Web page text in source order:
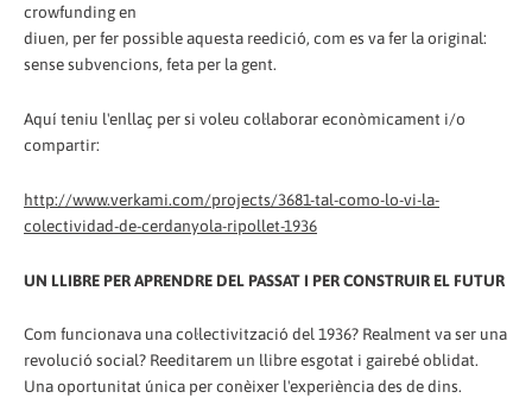
crowfunding en
diuen, per fer possible aquesta reedició, com es va fer la original:
sense subvencions, feta per la gent.
Aquí teniu l'enllaç per si voleu col·laborar econòmicament i/o
compartir:
http://www.verkami.com/projects/3681-tal-como-lo-vi-la-
colectividad-de-cerdanyola-ripollet-1936
UN LLIBRE PER APRENDRE DEL PASSAT I PER CONSTRUIR EL FUTUR
Com funcionava una col·lectivització del 1936? Realment va ser una
revolució social? Reeditarem un llibre esgotat i gairebé oblidat.
Una oportunitat única per conèixer l'experiència des de dins.